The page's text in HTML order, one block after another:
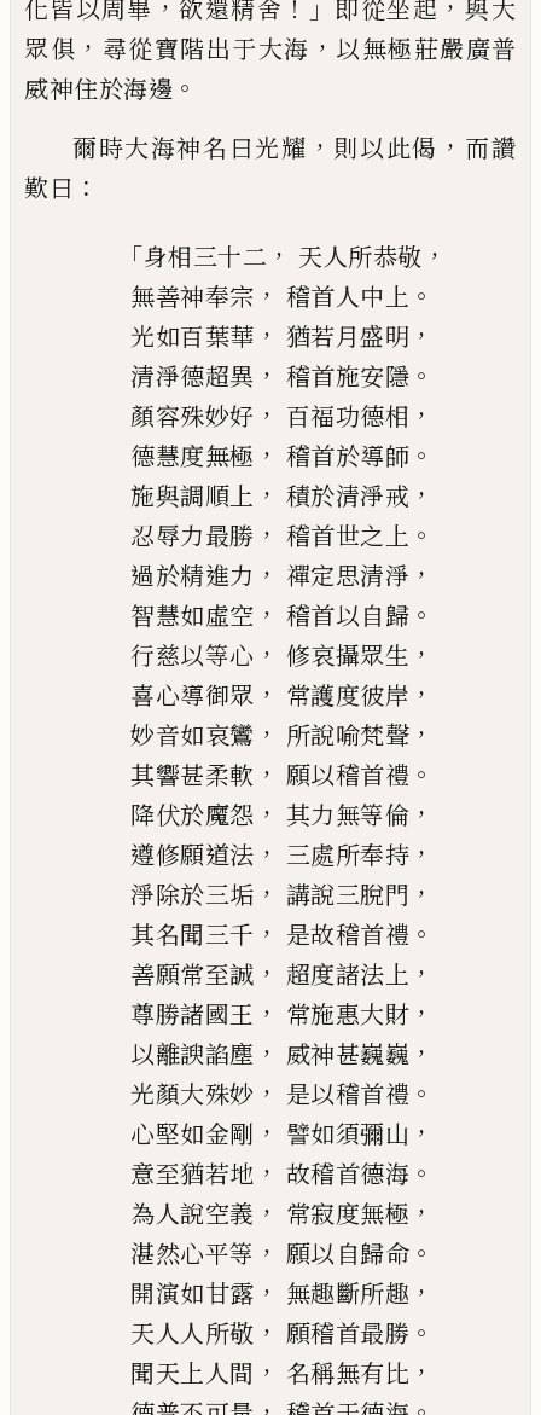
化皆以周畢 ， 欲還精舍 ！」 即從坐起 ， 與大
眾俱 ， 尋從寶階出于大海 ， 以無極莊嚴廣普
威神住於海邊 。
爾時大海神名曰光耀 ， 則以此偈 ， 而讚
歎曰 ：
「身相三十二 ， 天人所恭敬 ，
無善神奉宗 ， 稽首人中上 。
光如百葉華 ， 猶若月盛明 ，
清淨德超異 ， 稽首施安隱 。
顏容殊妙好 ， 百福功德相 ，
德慧度無極 ， 稽首於導師 。
施與調順上 ， 積於清淨戒 ，
忍辱力最勝 ， 稽首世之上 。
過於精進力 ， 禪定思清淨 ，
智慧如虛空 ， 稽首以自歸 。
行慈以等心 ， 修哀攝眾生 ，
喜心導御眾 ， 常護度彼岸 ，
妙音如哀鸞 ， 所說喻梵聲 ，
其響甚柔軟 ， 願以稽首禮 。
降伏於魔怨 ， 其力無等倫 ，
遵修願道法 ， 三處所奉持 ，
淨除於三垢 ， 講說三脫門 ，
其名聞三千 ， 是故稽首禮 。
善願常至誠 ， 超度諸法上 ，
尊勝諸國王 ， 常施惠大財 ，
以離諛諂塵 ， 威神甚巍巍 ，
光顏大殊妙 ， 是以稽首禮 。
心堅如金剛 ， 譬如須彌山 ，
意至猶若地 ， 故稽首德海 。
為人說空義 ， 常寂度無極 ，
湛然心平等 ， 願以自歸命 。
開演如甘露 ， 無趣斷所趣 ，
天人人所敬 ， 願稽首最勝 。
聞天上人間 ， 名稱無有比 ，